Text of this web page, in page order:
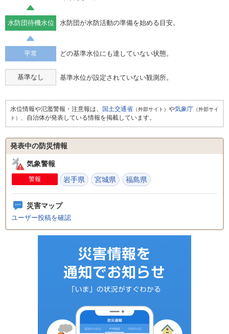
水防団待機水位 水防団が水防活動の準備を始める目安。
平常 どの基準水位にも達していない状態。
基準なし 基準水位が設定されていない観測所。
水位情報や氾濫警報・注意報は、 国土交通省 （外部サイト） や気象庁 （外部サイ
ト） 、自治体が発表している情報を掲載しています。
発表中の防災情報
気象警報
警報 岩手県 宮城県 福島県
災害マップ
ユーザー投稿を確認